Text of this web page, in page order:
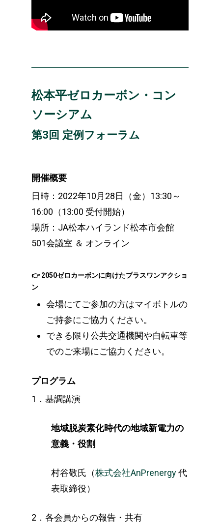
松本平ゼロカーボン・コン
ソーシアム
第3回 定例フォーラム
開催概要
日時：2022年10月28日（金）13:30～
16:00（13:00 受付開始）
場所：JA松本ハイランド松本市会館
501会議室 ＆ オンライン
👉 2050ゼロカーボンに向けたプラスワンアクショ
ン
会場にてご参加の方はマイボトルの
ご持参にご協力ください。
できる限り公共交通機関や自転車等
でのご来場にご協力ください。
プログラム
1．基調講演
地域脱炭素化時代の地域新電力の
意義・役割
村谷敬氏（株式会社AnPrenergy代
表取締役）
2．各会員からの報告・共有